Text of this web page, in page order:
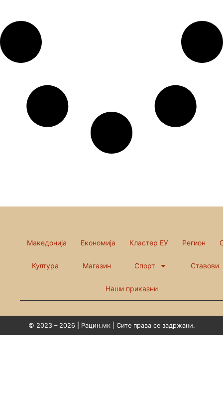
Македонија Економија Кластер ЕУ Регион
Култура Магазин Спорт Ставови
Наши приказни
© 2023 – 2026 | Рацин.мк | Сите права се задржани.